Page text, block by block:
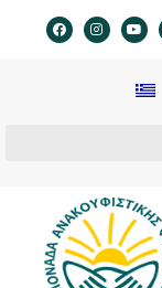
περιεχόμενο